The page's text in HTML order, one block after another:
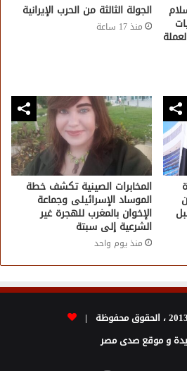
الجولة الثالثة من الحرب الإيرانية
منذ 17 ساعة
المخابرات الصينية تكشف خطة
الموساد الإسرائيلى وجماعة
الإخوان بالمغرب للهجرة غير
الشرعية إلى سبتة
منذ يوم واحد
و موقع صدى مصر